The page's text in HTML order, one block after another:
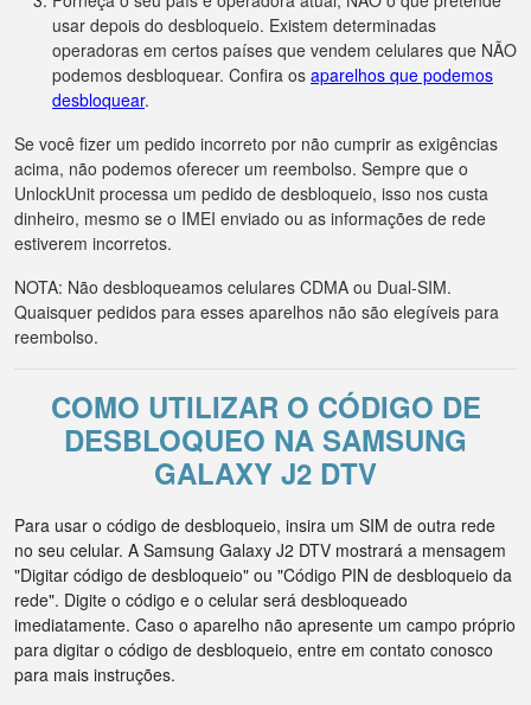
usar depois do desbloqueio. Existem determinadas
operadoras em certos países que vendem celulares que NÃO
podemos desbloquear. Confira os aparelhos que podemos
desbloquear.
Se você fizer um pedido incorreto por não cumprir as exigências
acima, não podemos oferecer um reembolso. Sempre que o
UnlockUnit processa um pedido de desbloqueio, isso nos custa
dinheiro, mesmo se o IMEI enviado ou as informações de rede
estiverem incorretos.
NOTA: Não desbloqueamos celulares CDMA ou Dual-SIM.
Quaisquer pedidos para esses aparelhos não são elegíveis para
reembolso.
COMO UTILIZAR O CÓDIGO DE
DESBLOQUEO NA SAMSUNG
GALAXY J2 DTV
Para usar o código de desbloqueio, insira um SIM de outra rede
no seu celular. A Samsung Galaxy J2 DTV mostrará a mensagem
"Digitar código de desbloqueio" ou "Código PIN de desbloqueio da
rede". Digite o código e o celular será desbloqueado
imediatamente. Caso o aparelho não apresente um campo próprio
para digitar o código de desbloqueio, entre em contato conosco
para mais instruções.